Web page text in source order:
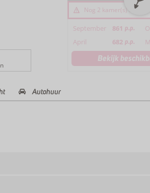
Nog 2 kamer(s)
September 861 p.p.
April 682 p.p.
Bekijk
Autohuur